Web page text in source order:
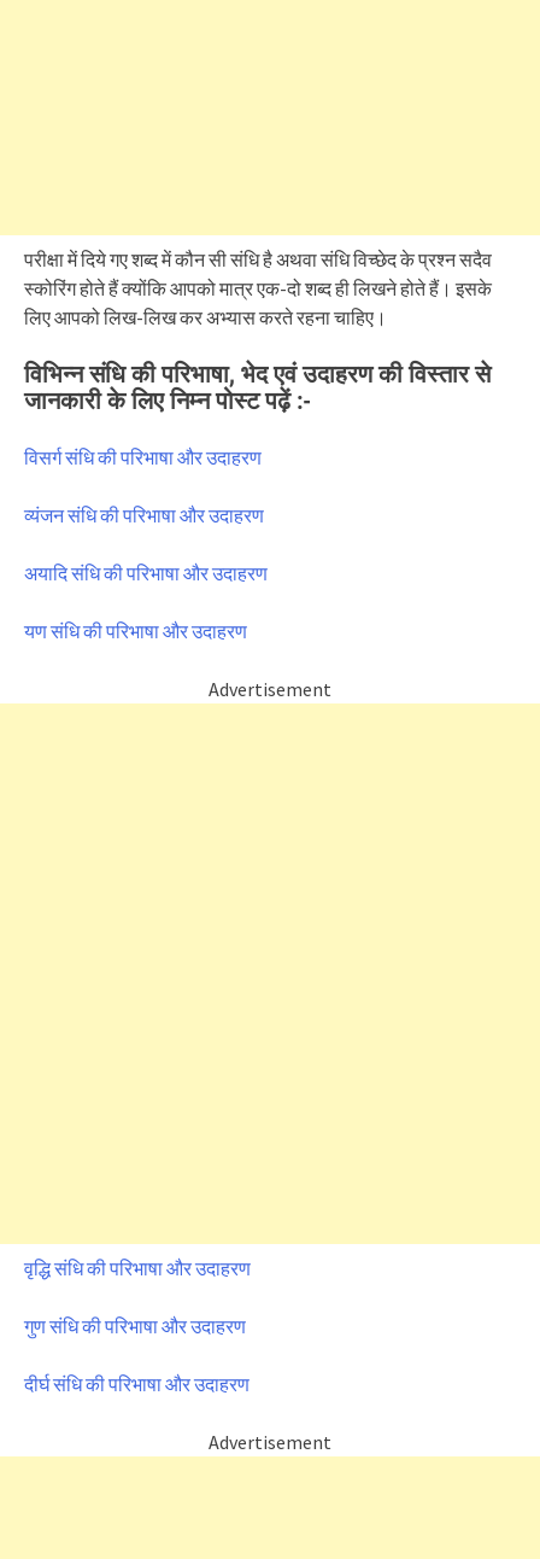
परीक्षा में दिये गए शब्द में कौन सी संधि है अथवा संधि विच्छेद के प्रश्न सदैव
स्कोरिंग होते हैं क्योंकि आपको मात्र एक-दो शब्द ही लिखने होते हैं। इसके
लिए आपको लिख-लिख कर अभ्यास करते रहना चाहिए।
विभिन्न संधि की परिभाषा, भेद एवं उदाहरण की विस्तार से
जानकारी के लिए निम्न पोस्ट पढ़ें :-
विसर्ग संधि की परिभाषा और उदाहरण
व्यंजन संधि की परिभाषा और उदाहरण
अयादि संधि की परिभाषा और उदाहरण
यण संधि की परिभाषा और उदाहरण
Advertisement
वृद्धि संधि की परिभाषा और उदाहरण
गुण संधि की परिभाषा और उदाहरण
दीर्घ संधि की परिभाषा और उदाहरण
Advertisement